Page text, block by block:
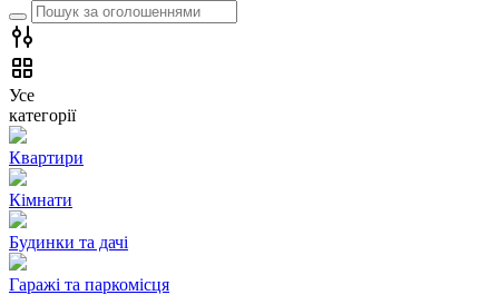
Усе
категорії
Квартири
Кімнати
Будинки та дачі
Гаражі та паркомісця